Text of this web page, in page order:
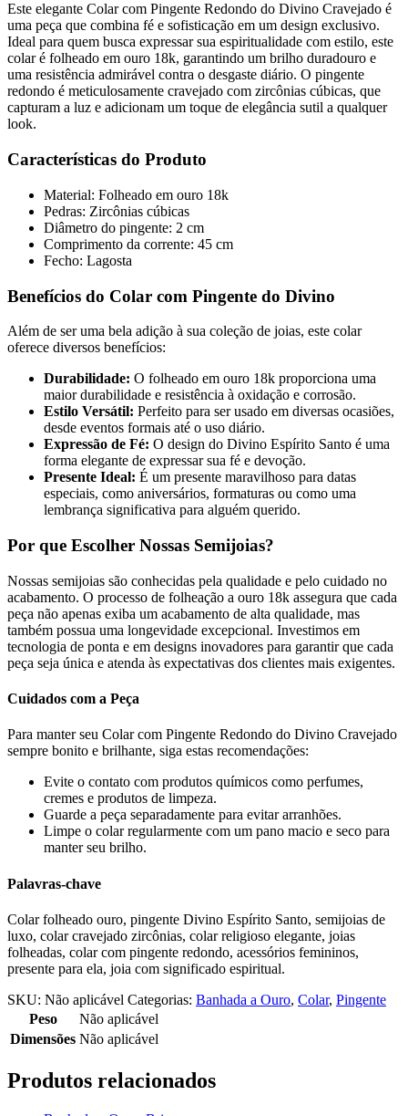
Este elegante Colar com Pingente Redondo do Divino Cravejado é
uma peça que combina fé e sofisticação em um design exclusivo.
Ideal para quem busca expressar sua espiritualidade com estilo, este
colar é folheado em ouro 18k, garantindo um brilho duradouro e
uma resistência admirável contra o desgaste diário. O pingente
redondo é meticulosamente cravejado com zircônias cúbicas, que
capturam a luz e adicionam um toque de elegância sutil a qualquer
look.
Características do Produto
Material: Folheado em ouro 18k
Pedras: Zircônias cúbicas
Diâmetro do pingente: 2 cm
Comprimento da corrente: 45 cm
Fecho: Lagosta
Benefícios do Colar com Pingente do Divino
Além de ser uma bela adição à sua coleção de joias, este colar
oferece diversos benefícios:
Durabilidade: O folheado em ouro 18k proporciona uma
maior durabilidade e resistência à oxidação e corrosão.
Estilo Versátil: Perfeito para ser usado em diversas ocasiões,
desde eventos formais até o uso diário.
Expressão de Fé: O design do Divino Espírito Santo é uma
forma elegante de expressar sua fé e devoção.
Presente Ideal: É um presente maravilhoso para datas
especiais, como aniversários, formaturas ou como uma
lembrança significativa para alguém querido.
Por que Escolher Nossas Semijoias?
Nossas semijoias são conhecidas pela qualidade e pelo cuidado no
acabamento. O processo de folheação a ouro 18k assegura que cada
peça não apenas exiba um acabamento de alta qualidade, mas
também possua uma longevidade excepcional. Investimos em
tecnologia de ponta e em designs inovadores para garantir que cada
peça seja única e atenda às expectativas dos clientes mais exigentes.
Cuidados com a Peça
Para manter seu Colar com Pingente Redondo do Divino Cravejado
sempre bonito e brilhante, siga estas recomendações:
Evite o contato com produtos químicos como perfumes,
cremes e produtos de limpeza.
Guarde a peça separadamente para evitar arranhões.
Limpe o colar regularmente com um pano macio e seco para
manter seu brilho.
Palavras-chave
Colar folheado ouro, pingente Divino Espírito Santo, semijoias de
luxo, colar cravejado zircônias, colar religioso elegante, joias
folheadas, colar com pingente redondo, acessórios femininos,
presente para ela, joia com significado espiritual.
SKU: Não aplicável Categorias: Banhada a Ouro, Colar, Pingente
Peso
Não aplicável
Dimensões Não aplicável
Produtos relacionados